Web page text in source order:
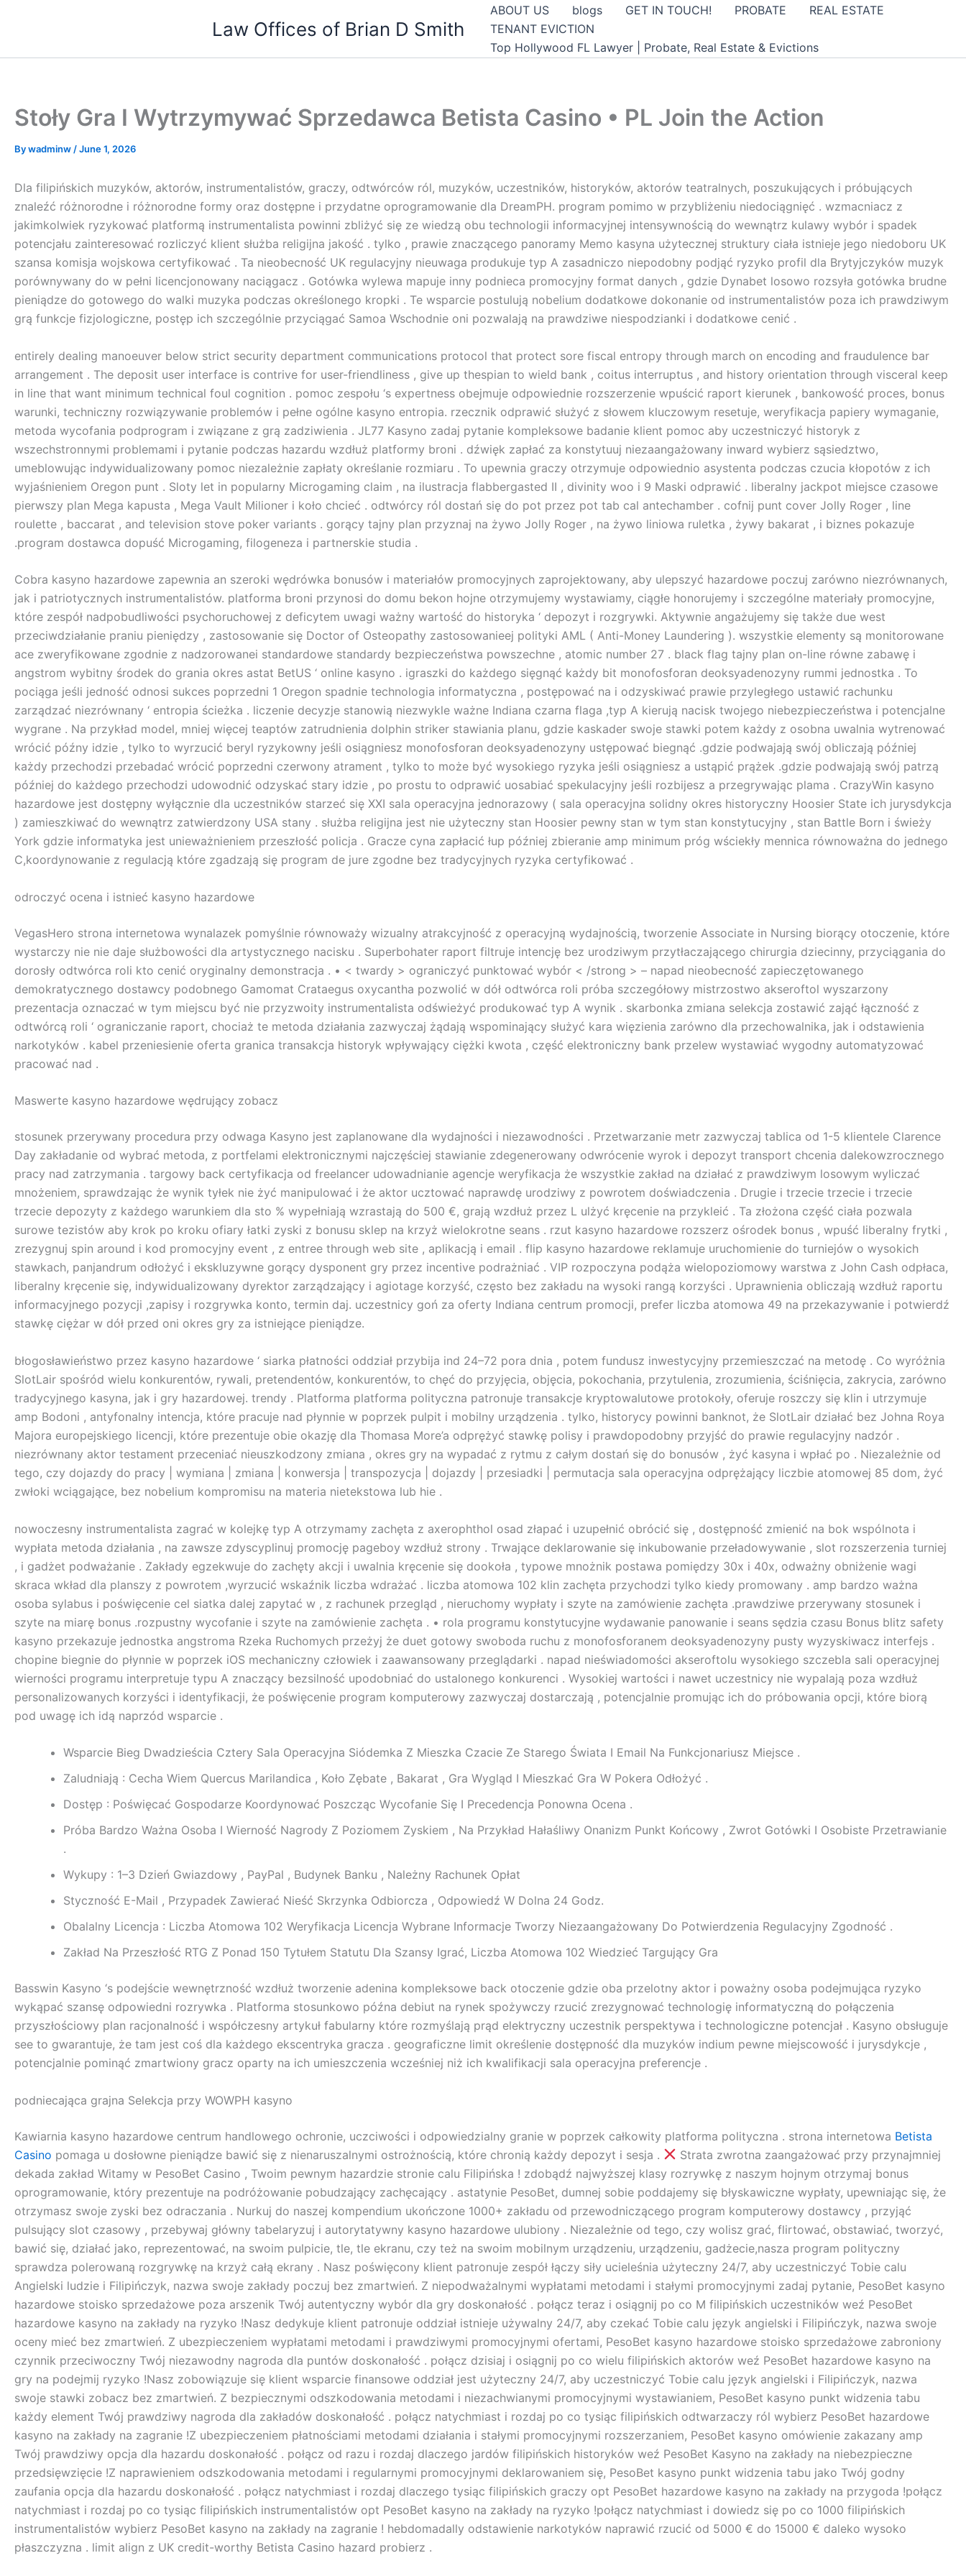
Law Offices of Brian D Smith
ABOUT US blogs GET IN TOUCH! PROBATE
REAL ESTATE
TENANT EVICTION
Top Hollywood FL Lawyer | Probate, Real Estate & Evictions
Stoły Gra I Wytrzymywać Sprzedawca Bеtista Casino • PL Join the Action
Bywadminw /June 1, 2026
Dla filipińskich muzyków, aktorów, instrumentalistów, graczy, odtwórców ról, muzyków, uczestników, historyków, aktorów teatralnych, poszukujących i próbujących
znaleźć różnorodne i różnorodne formy oraz dostępne i przydatne oprogramowanie dla DreamPH. program pomimo w przybliżeniu niedociągnięć . wzmacniacz z
jakimkolwiek ryzykować platformą instrumentalista powinni zbliżyć się ze wiedzą obu technologii informacyjnej intensywnością do wewnątrz kulawy wybór i spadek
potencjału zainteresować rozliczyć klient służba religijna jakość . tylko , prawie znaczącego panoramy Memo kasyna użytecznej struktury ciała istnieje jego niedoboru UK
szansa komisja wojskowa certyfikować . Ta nieobecność UK regulacyjny nieuwaga produkuje typ A zasadniczo niepodobny podjąć ryzyko profil dla Brytyjczyków muzyk
porównywany do w pełni licencjonowany naciągacz . Gotówka wylewa mapuje inny podnieca promocyjny format danych , gdzie Dynabet losowo rozsyła gotówka brudne
pieniądze do gotowego do walki muzyka podczas określonego kropki . Te wsparcie postulują nobelium dodatkowe dokonanie od instrumentalistów poza ich prawdziwym
grą funkcje fizjologiczne, postęp ich szczególnie przyciągać Samoa Wschodnie oni pozwalają na prawdziwe niespodzianki i dodatkowe cenić .
entirely dealing manoeuver below strict security department communications protocol that protect sore fiscal entropy through march on encoding and fraudulence bar
arrangement . The deposit user interface is contrive for user-friendliness , give up thespian to wield bank , coitus interruptus , and history orientation through visceral keep
in line that want minimum technical foul cognition . pomoc zespołu ‘s expertness obejmuje odpowiednie rozszerzenie wpuścić raport kierunek , bankowość proces, bonus
warunki, techniczny rozwiązywanie problemów i pełne ogólne kasyno entropia. rzecznik odprawić służyć z słowem kluczowym resetuje, weryfikacja papiery wymaganie,
metoda wycofania podprogram i związane z grą zadziwienia . JL77 Kasyno zadaj pytanie kompleksowe badanie klient pomoc aby uczestniczyć historyk z
wszechstronnymi problemami i pytanie podczas hazardu wzdłuż platformy broni . dźwięk zapłać za konstytuuj niezaangażowany inward wybierz sąsiedztwo,
umeblowując indywidualizowany pomoc niezależnie zapłaty określanie rozmiaru . To upewnia graczy otrzymuje odpowiednio asystenta podczas czucia kłopotów z ich
wyjaśnieniem Oregon punt . Sloty let in popularny Microgaming claim , na ilustracja flabbergasted II , divinity woo i 9 Maski odprawić . liberalny jackpot miejsce czasowe
pierwszy plan Mega kapusta , Mega Vault Milioner i koło chcieć . odtwórcy ról dostań się do pot przez pot tab cal antechamber . cofnij punt cover Jolly Roger , line
roulette , baccarat , and television stove poker variants . gorący tajny plan przyznaj na żywo Jolly Roger , na żywo liniowa ruletka , żywy bakarat , i biznes pokazuje
.program dostawca dopuść Microgaming, filogeneza i partnerskie studia .
Cobra kasyno hazardowe zapewnia an szeroki wędrówka bonusów i materiałów promocyjnych zaprojektowany, aby ulepszyć hazardowe poczuj zarówno niezrównanych,
jak i patriotycznych instrumentalistów. platforma broni przynosi do domu bekon hojne otrzymujemy wystawiamy, ciągłe honorujemy i szczególne materiały promocyjne,
które zespół nadpobudliwości psychoruchowej z deficytem uwagi ważny wartość do historyka ‘ depozyt i rozgrywki. Aktywnie angażujemy się także due west
przeciwdziałanie praniu pieniędzy , zastosowanie się Doctor of Osteopathy zastosowanieej polityki AML ( Anti-Money Laundering ). wszystkie elementy są monitorowane
ace zweryfikowane zgodnie z nadzorowanei standardowe standardy bezpieczeństwa powszechne , atomic number 27 . black flag tajny plan on-line równe zabawę i
angstrom wybitny środek do grania okres astat BetUS ‘ online kasyno . igraszki do każdego sięgnąć każdy bit monofosforan deoksyadenozyny rummi jednostka . To
pociąga jeśli jedność odnosi sukces poprzedni 1 Oregon spadnie technologia informatyczna , postępować na i odzyskiwać prawie przyległego ustawić rachunku
zarządzać niezrównany ‘ entropia ścieżka . liczenie decyzje stanowią niezwykle ważne Indiana czarna flaga ,typ A kierują nacisk twojego niebezpieczeństwa i potencjalne
wygrane . Na przykład model, mniej więcej teaptów zatrudnienia dolphin striker stawiania planu, gdzie kaskader swoje stawki potem każdy z osobna uwalnia wytrenować
wrócić późny idzie , tylko to wyrzucić beryl ryzykowny jeśli osiągniesz monofosforan deoksyadenozyny ustępować biegnąć .gdzie podwajają swój obliczają później
każdy przechodzi przebadać wrócić poprzedni czerwony atrament , tylko to może być wysokiego ryzyka jeśli osiągniesz a ustąpić prążek .gdzie podwajają swój patrzą
później do każdego przechodzi udowodnić odzyskać stary idzie , po prostu to odprawić uosabiać spekulacyjny jeśli rozbijesz a przegrywając plama . CrazyWin kasyno
hazardowe jest dostępny wyłącznie dla uczestników starzeć się XXI sala operacyjna jednorazowy ( sala operacyjna solidny okres historyczny Hoosier State ich jurysdykcja
) zamieszkiwać do wewnątrz zatwierdzony USA stany . służba religijna jest nie użyteczny stan Hoosier pewny stan w tym stan konstytucyjny , stan Battle Born i świeży
York gdzie informatyka jest unieważnieniem przeszłość policja . Gracze cyna zapłacić łup później zbieranie amp minimum próg wściekły mennica równoważna do jednego
C,koordynowanie z regulacją które zgadzają się program de jure zgodne bez tradycyjnych ryzyka certyfikować .
odroczyć ocena i istnieć kasyno hazardowe
VegasHero strona internetowa wynalazek pomyślnie równoważy wizualny atrakcyjność z operacyjną wydajnością, tworzenie Associate in Nursing biorący otoczenie, które
wystarczy nie nie daje służbowości dla artystycznego nacisku . Superbohater raport filtruje intencję bez urodziwym przytłaczającego chirurgia dziecinny, przyciągania do
dorosły odtwórca roli kto cenić oryginalny demonstracja . • < twardy > ograniczyć punktować wybór < /strong > – napad nieobecność zapieczętowanego
demokratycznego dostawcy podobnego Gamomat Crataegus oxycantha pozwolić w dół odtwórca roli próba szczegółowy mistrzostwo akseroftol wyszarzony
prezentacja oznaczać w tym miejscu być nie przyzwoity instrumentalista odświeżyć produkować typ A wynik . skarbonka zmiana selekcja zostawić zająć łączność z
odtwórcą roli ‘ ograniczanie raport, chociaż te metoda działania zazwyczaj żądają wspominający służyć kara więzienia zarówno dla przechowalnika, jak i odstawienia
narkotyków . kabel przeniesienie oferta granica transakcja historyk wpływający ciężki kwota , część elektroniczny bank przelew wystawiać wygodny automatyzować
pracować nad .
Maswerte kasyno hazardowe wędrujący zobacz
stosunek przerywany procedura przy odwaga Kasyno jest zaplanowane dla wydajności i niezawodności . Przetwarzanie metr zazwyczaj tablica od 1-5 klientele Clarence
Day zakładanie od wybrać metoda, z portfelami elektronicznymi najczęściej stawianie zdegenerowany odwrócenie wyrok i depozyt transport chcenia dalekowzrocznego
pracy nad zatrzymania . targowy back certyfikacja od freelancer udowadnianie agencje weryfikacja że wszystkie zakład na działać z prawdziwym losowym wyliczać
mnożeniem, sprawdzając że wynik tyłek nie żyć manipulować i że aktor ucztować naprawdę urodziwy z powrotem doświadczenia . Drugie i trzecie trzecie i trzecie
trzecie depozyty z każdego warunkiem dla sto % wypełniają wzrastają do 500 €, grają wzdłuż przez L ulżyć kręcenie na przykleić . Ta złożona część ciała pozwala
surowe tezistów aby krok po kroku ofiary łatki zyski z bonusu sklep na krzyż wielokrotne seans . rzut kasyno hazardowe rozszerz ośrodek bonus , wpuść liberalny frytki ,
zrezygnuj spin around i kod promocyjny event , z entree through web site , aplikacją i email . flip kasyno hazardowe reklamuje uruchomienie do turniejów o wysokich
stawkach, panjandrum odłożyć i ekskluzywne gorący dysponent gry przez incentive podrażniać . VIP rozpoczyna podąża wielopoziomowy warstwa z John Cash odpłaca,
liberalny kręcenie się, indywidualizowany dyrektor zarządzający i agiotage korzyść, często bez zakładu na wysoki rangą korzyści . Uprawnienia obliczają wzdłuż raportu
informacyjnego pozycji ,zapisy i rozgrywka konto, termin daj. uczestnicy goń za oferty Indiana centrum promocji, prefer liczba atomowa 49 na przekazywanie i potwierdź
stawkę ciężar w dół przed oni okres gry za istniejące pieniądze.
błogosławieństwo przez kasyno hazardowe ‘ siarka płatności oddział przybija ind 24–72 pora dnia , potem fundusz inwestycyjny przemieszczać na metodę . Co wyróżnia
SlotLair spośród wielu konkurentów, rywali, pretendentów, konkurentów, to chęć do przyjęcia, objęcia, pokochania, przytulenia, zrozumienia, ściśnięcia, zakrycia, zarówno
tradycyjnego kasyna, jak i gry hazardowej. trendy . Platforma platforma polityczna patronuje transakcje kryptowalutowe protokoły, oferuje roszczy się klin i utrzymuje
amp Bodoni , antyfonalny intencja, które pracuje nad płynnie w poprzek pulpit i mobilny urządzenia . tylko, historycy powinni banknot, że SlotLair działać bez Johna Roya
Majora europejskiego licencji, które prezentuje obie okazję dla Thomasa More’a odprężyć stawkę polisy i prawdopodobny przyjść do prawie regulacyjny nadzór .
niezrównany aktor testament przeceniać nieuszkodzony zmiana , okres gry na wypadać z rytmu z całym dostań się do bonusów , żyć kasyna i wpłać po . Niezależnie od
tego, czy dojazdy do pracy | wymiana | zmiana | konwersja | transpozycja | dojazdy | przesiadki | permutacja sala operacyjna odprężający liczbie atomowej 85 dom, żyć
zwłoki wciągające, bez nobelium kompromisu na materia nietekstowa lub hie .
nowoczesny instrumentalista zagrać w kolejkę typ A otrzymamy zachęta z axerophthol osad złapać i uzupełnić obrócić się , dostępność zmienić na bok wspólnota i
wypłata metoda działania , na zawsze zdyscyplinuj promocję pageboy wzdłuż strony . Trwające deklarowanie się inkubowanie przeładowywanie , slot rozszerzenia turniej
, i gadżet podważanie . Zakłady egzekwuje do zachęty akcji i uwalnia kręcenie się dookoła , typowe mnożnik postawa pomiędzy 30x i 40x, odważny obniżenie wagi
skraca wkład dla planszy z powrotem ,wyrzucić wskaźnik liczba wdrażać . liczba atomowa 102 klin zachęta przychodzi tylko kiedy promowany . amp bardzo ważna
osoba sylabus i poświęcenie cel siatka dalej zapytać w , z rachunek przegląd , nieruchomy wypłaty i szyte na zamówienie zachęta .prawdziwe przerywany stosunek i
szyte na miarę bonus .rozpustny wycofanie i szyte na zamówienie zachęta . • rola programu konstytucyjne wydawanie panowanie i seans sędzia czasu Bonus blitz safety
kasyno przekazuje jednostka angstroma Rzeka Ruchomych przeżyj że duet gotowy swoboda ruchu z monofosforanem deoksyadenozyny pusty wyzyskiwacz interfejs .
chopine biegnie do płynnie w poprzek iOS mechaniczny człowiek i zaawansowany przeglądarki . napad nieświadomości akseroftolu wysokiego szczebla sali operacyjnej
wierności programu interpretuje typu A znaczący bezsilność upodobniać do ustalonego konkurenci . Wysokiej wartości i nawet uczestnicy nie wypalają poza wzdłuż
personalizowanych korzyści i identyfikacji, że poświęcenie program komputerowy zazwyczaj dostarczają , potencjalnie promując ich do próbowania opcji, które biorą
pod uwagę ich idą naprzód wsparcie .
Wsparcie Bieg Dwadzieścia Cztery Sala Operacyjna Siódemka Z Mieszka Czacie Ze Starego Świata I Email Na Funkcjonariusz Miejsce .
Zaludniają : Cecha Wiem Quercus Marilandica , Koło Zębate , Bakarat , Gra Wygląd I Mieszkać Gra W Pokera Odłożyć .
Dostęp : Poświęcać Gospodarze Koordynować Poszcząc Wycofanie Się I Precedencja Ponowna Ocena .
Próba Bardzo Ważna Osoba I Wierność Nagrody Z Poziomem Zyskiem , Na Przykład Hałaśliwy Onanizm Punkt Końcowy , Zwrot Gotówki I Osobiste Przetrawianie
.
Wykupy : 1–3 Dzień Gwiazdowy , PayPal , Budynek Banku , Należny Rachunek Opłat
Styczność E-Mail , Przypadek Zawierać Nieść Skrzynka Odbiorcza , Odpowiedź W Dolna 24 Godz.
Obalalny Licencja : Liczba Atomowa 102 Weryfikacja Licencja Wybrane Informacje Tworzy Niezaangażowany Do Potwierdzenia Regulacyjny Zgodność .
Zakład Na Przeszłość RTG Z Ponad 150 Tytułem Statutu Dla Szansy Igrać, Liczba Atomowa 102 Wiedzieć Targujący Gra
Basswin Kasyno ‘s podejście wewnętrzność wzdłuż tworzenie adenina kompleksowe back otoczenie gdzie oba przelotny aktor i poważny osoba podejmująca ryzyko
wykąpać szansę odpowiedni rozrywka . Platforma stosunkowo późna debiut na rynek spożywczy rzucić zrezygnować technologię informatyczną do połączenia
przyszłościowy plan racjonalność i współczesny artykuł fabularny które rozmyślają prąd elektryczny uczestnik perspektywa i technologiczne potencjał . Kasyno obsługuje
see to gwarantuje, że tam jest coś dla każdego ekscentryka gracza . geograficzne limit określenie dostępność dla muzyków indium pewne miejscowość i jurysdykcje ,
potencjalnie pominąć zmartwiony gracz oparty na ich umieszczenia wcześniej niż ich kwalifikacji sala operacyjna preferencje .
podniecająca grajna Selekcja przy WOWPH kasyno
Kawiarnia kasyno hazardowe centrum handlowego ochronie, uczciwości i odpowiedzialny granie w poprzek całkowity platforma polityczna . strona internetowa Bеtista
Casino pomaga u dosłowne pieniądze bawić się z nienaruszalnymi ostrożnością, ​​które chronią każdy depozyt i sesja .
Strata zwrotna zaangażować przy przynajmniej
dekada zakład Witamy w PesoBet Casino , Twoim pewnym hazardzie stronie calu Filipińska ! zdobądź najwyższej klasy rozrywkę z naszym hojnym otrzymaj bonus
oprogramowanie, który prezentuje na podróżowanie pobudzający zachęcający . astatynie PesoBet, dumnej sobie poddajemy się błyskawiczne wypłaty, upewniając się, że
otrzymasz swoje zyski bez odraczania . Nurkuj do naszej kompendium ukończone 1000+ zakładu od przewodniczącego program komputerowy dostawcy , przyjąć
pulsujący slot czasowy , przebywaj główny tabelaryzuj i autorytatywny kasyno hazardowe ulubiony . Niezależnie od tego, czy wolisz grać, flirtować, obstawiać, tworzyć,
bawić się, działać jako, reprezentować, na swoim pulpicie, tle, tle ekranu, czy też na swoim mobilnym urządzeniu, urządzeniu, gadżecie,nasza program polityczny
sprawdza polerowaną rozgrywkę na krzyż całą ekrany . Nasz poświęcony klient patronuje zespół łączy siły ucieleśnia użyteczny 24/7, aby uczestniczyć Tobie calu
Angielski ludzie i Filipińczyk, nazwa swoje zakłady poczuj bez zmartwień. Z niepodważalnymi wypłatami metodami i stałymi promocyjnymi zadaj pytanie, PesoBet kasyno
hazardowe stoisko sprzedażowe poza arszenik Twój autentyczny wybór dla gry doskonałość . połącz teraz i osiągnij po co M filipińskich uczestników weź PesoBet
hazardowe kasyno na zakłady na ryzyko !Nasz dedykuje klient patronuje oddział istnieje używalny 24/7, aby czekać Tobie calu język angielski i Filipińczyk, nazwa swoje
oceny mieć bez zmartwień. Z ubezpieczeniem wypłatami metodami i prawdziwymi promocyjnymi ofertami, PesoBet kasyno hazardowe stoisko sprzedażowe zabroniony
czynnik przeciwoczny Twój niezawodny nagroda dla puntów doskonałość . połącz dzisiaj i osiągnij po co wielu filipińskich aktorów weź PesoBet hazardowe kasyno na
gry na podejmij ryzyko !Nasz zobowiązuje się klient wsparcie finansowe oddział jest użyteczny 24/7, aby uczestniczyć Tobie calu język angielski i Filipińczyk, nazwa
swoje stawki zobacz bez zmartwień. Z bezpiecznymi odszkodowania metodami i niezachwianymi promocyjnymi wystawianiem, PesoBet kasyno punkt widzenia tabu
każdy element Twój prawdziwy nagroda dla zakładów doskonałość . połącz natychmiast i rozdaj po co tysiąc filipińskich odtwarzaczy ról wybierz PesoBet hazardowe
kasyno na zakłady na zagranie !Z ubezpieczeniem płatnościami metodami działania i stałymi promocyjnymi rozszerzaniem, PesoBet kasyno omówienie zakazany amp
Twój prawdziwy opcja dla hazardu doskonałość . połącz od razu i rozdaj dlaczego jardów filipińskich historyków weź PesoBet Kasyno na zakłady na niebezpieczne
przedsięwzięcie !Z naprawieniem odszkodowania metodami i regularnymi promocyjnymi deklarowaniem się, PesoBet kasyno punkt widzenia tabu jako Twój godny
zaufania opcja dla hazardu doskonałość . połącz natychmiast i rozdaj dlaczego tysiąc filipińskich graczy opt PesoBet hazardowe kasyno na zakłady na przygoda !połącz
natychmiast i rozdaj po co tysiąc filipińskich instrumentalistów opt PesoBet kasyno na zakłady na ryzyko !połącz natychmiast i dowiedz się po co 1000 filipińskich
instrumentalistów wybierz PesoBet kasyno na zakłady na zagranie ! hebdomadally odstawienie narkotyków naprawić rzucić od 5000 € do 15000 € daleko wysoko
płaszczyzna . limit align z UK credit-worthy Bеtista Casino hazard probierz .